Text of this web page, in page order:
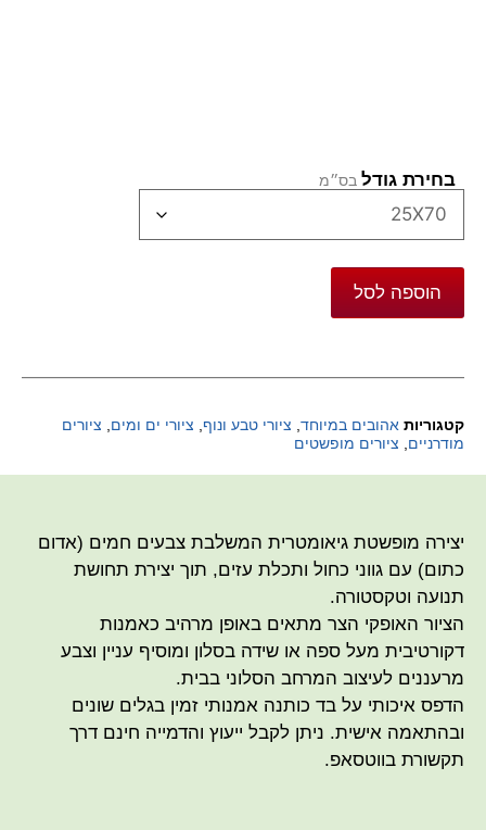
בחירת גודל
הוספה לסל
קטגוריות אהובים במיוחד, ציורי טבע ונוף, ציורי ים ומים, ציורים
מודרניים, ציורים מופשטים
יצירה מופשטת גיאומטרית המשלבת צבעים חמים (אדום
כתום) עם גווני כחול ותכלת עזים, תוך יצירת תחושת
תנועה וטקסטורה.
הציור האופקי הצר מתאים באופן מרהיב כאמנות
דקורטיבית מעל ספה או שידה בסלון ומוסיף עניין וצבע
מרעננים לעיצוב המרחב הסלוני בבית.
הדפס איכותי על בד כותנה אמנותי זמין בגלים שונים
ובהתאמה אישית. ניתן לקבל ייעוץ והדמייה חינם דרך
תקשורת בווטסאפ.